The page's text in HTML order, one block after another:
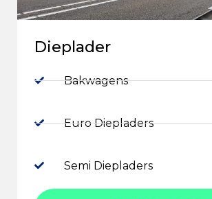
Dieplader
Bakwagens
Euro Diepladers
Semi Diepladers